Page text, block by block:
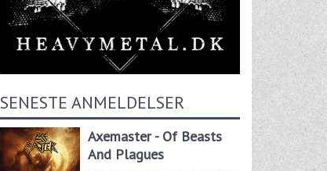
SENESTE ANMELDELSER
Axemaster - Of Beasts
And Plagues